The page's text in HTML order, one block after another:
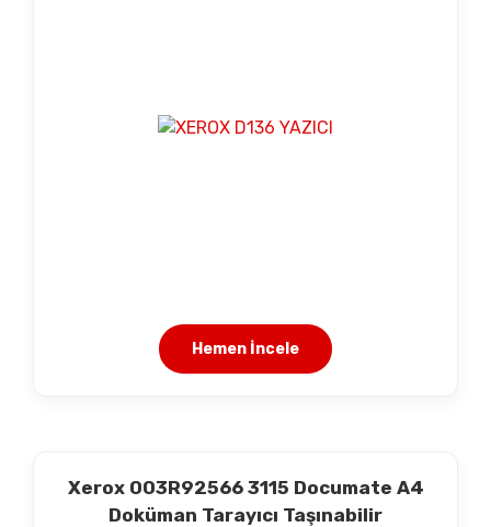
Hemen İncele
Xerox 003R92566 3115 Documate A4
Doküman Tarayıcı Taşınabilir